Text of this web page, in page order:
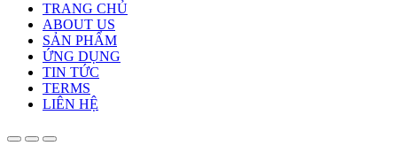
TRANG CHỦ
ABOUT US
SẢN PHẨM
ỨNG DỤNG
TIN TỨC
TERMS
LIÊN HỆ